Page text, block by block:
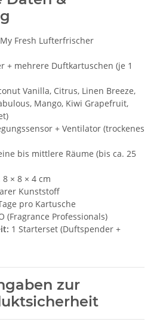
My Fresh Lufterfrischer
+ mehrere Duftkartuschen (je 1
Vanilla, Citrus, Linen Breeze,
Mango, Kiwi Grapefruit,
+ Ventilator (trockenes
bis mittlere Räume (bis ca. 25
8 × 8 × 4 cm
Kunststoff
pro Kartusche
(Fragrance Professionals)
1 Starterset (Duftspender +
zur